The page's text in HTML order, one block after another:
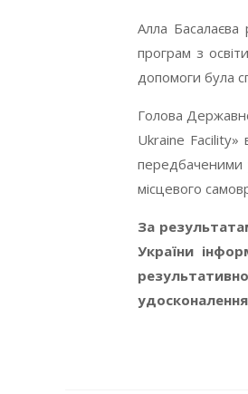
Алла
програм з
допомоги була
Голова
Ukraine Facility»
передбаченими
місцевого
За
України